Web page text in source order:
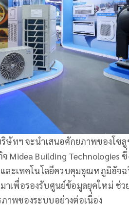
ริษัทฯ จะนำเสนอศักยภาพของโซ
Midea Building Technologies
และเทคโนโลยีควบคุมอุณหภูมิอัจ
าเพื่อรองรับศูนย์ข้อมูลยุคใหม่ ช่
าพของระบบอย่างต่อเนื่อง